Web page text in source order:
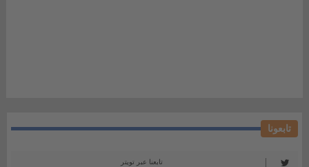
تابعونا
تابعنا عبر تويتر